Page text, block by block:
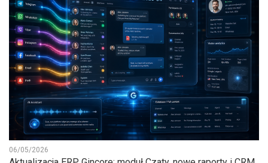
06/05/2026